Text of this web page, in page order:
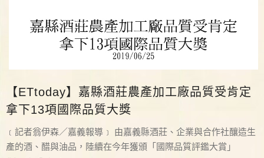
【ETtoday】嘉縣酒莊農產加工廠品質受肯定
拿下13項國際品質大獎
﹝記者翁伊森／嘉義報導﹞ 由嘉義縣酒莊、企業與合作社釀造生
產的酒、醋與油品，陸續在今年獲頒「國際品質評鑑大賞」